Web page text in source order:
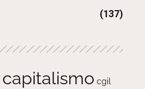
(137)
capitalismo cgil